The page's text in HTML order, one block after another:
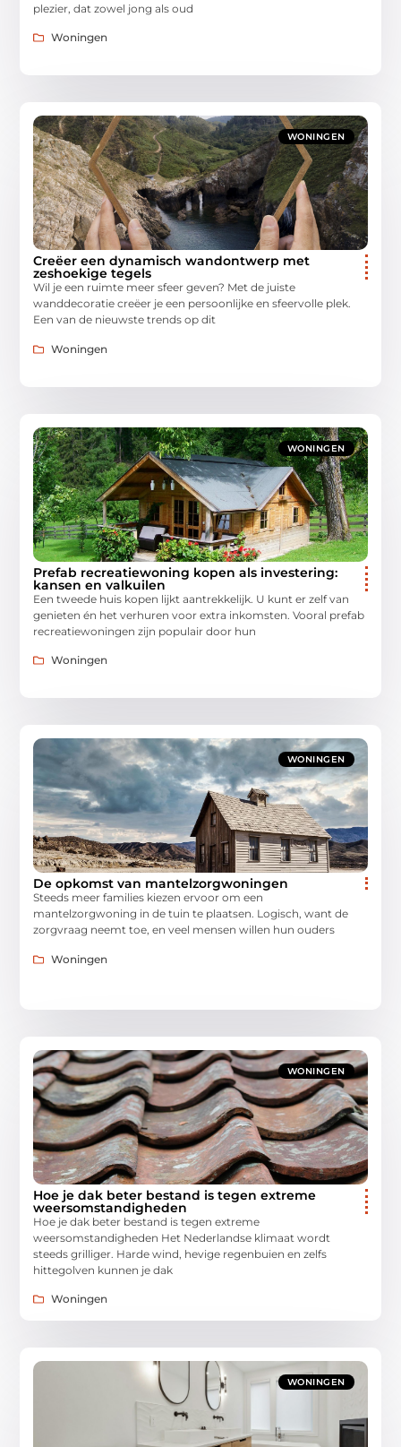
plezier, dat zowel jong als oud
Woningen
WONINGEN
Creëer een dynamisch wandontwerp met
zeshoekige tegels
Wil je een ruimte meer sfeer geven? Met de juiste
wanddecoratie creëer je een persoonlijke en sfeervolle plek.
Een van de nieuwste trends op dit
Woningen
WONINGEN
Prefab recreatiewoning kopen als investering:
kansen en valkuilen
Een tweede huis kopen lijkt aantrekkelijk. U kunt er zelf van
genieten én het verhuren voor extra inkomsten. Vooral prefab
recreatiewoningen zijn populair door hun
Woningen
WONINGEN
De opkomst van mantelzorgwoningen
Steeds meer families kiezen ervoor om een
mantelzorgwoning in de tuin te plaatsen. Logisch, want de
zorgvraag neemt toe, en veel mensen willen hun ouders
Woningen
WONINGEN
Hoe je dak beter bestand is tegen extreme
weersomstandigheden
Hoe je dak beter bestand is tegen extreme
weersomstandigheden Het Nederlandse klimaat wordt
steeds grilliger. Harde wind, hevige regenbuien en zelfs
hittegolven kunnen je dak
Woningen
WONINGEN